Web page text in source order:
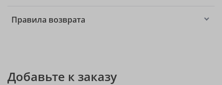
Правила возврата
Добавьте к заказу